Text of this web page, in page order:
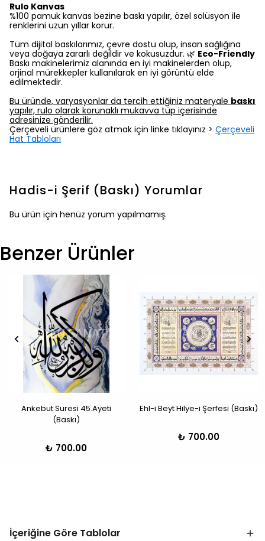
Rulo Kanvas
%100 pamuk kanvas bezine baskı yapılır, özel solüsyon ile
renklerini uzun yıllar korur.
Tüm dijital baskılarımız, çevre dostu olup, insan sağlığına
veya doğaya zararlı değildir ve kokusuzdur. 🌿 Eco-Friendly
Baskı makinelerimiz alanında en iyi makinelerden olup,
orjinal mürekkepler kullanılarak en iyi görüntü elde
edilmektedir.
Bu üründe, varyasyonlar da tercih ettiğiniz materyale baskı
yapılır, rulo olarak korunaklı mukavva tüp içerisinde
adresinize gönderilir.
Çerçeveli ürünlere göz atmak için linke tıklayınız > Çerçeveli
Hat Tabloları
Hadis-i Şerif (Baskı) Yorumlar
Bu ürün için henüz yorum yapılmamış.
Benzer Ürünler
Ankebut Suresi 45.Ayeti
(Baskı)
₺ 700.00
Ehl-i Beyt Hilye-i Şerfesi (Baskı)
₺ 700.00
İçeriğine Göre Tablolar